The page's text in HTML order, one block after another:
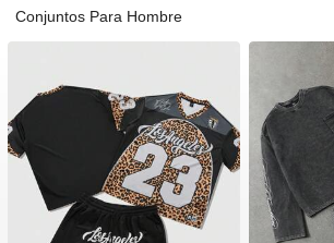
Conjuntos Para Hombre